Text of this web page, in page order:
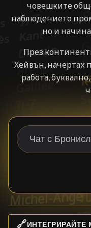
човешките
наблюдението
но и
През
Хейвън, начертах
работа,
🔗ИНТЕГРИРАЙТЕ